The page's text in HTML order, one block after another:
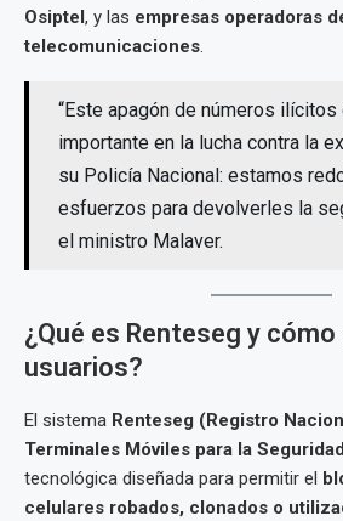
Osiptel, y las empresas operadoras
telecomunicaciones.
“Este apagón de números
importante en la lucha contra la
su Policía Nacional: estamos
esfuerzos para devolverles la
el ministro Malaver.
¿Qué es Renteseg y
usuarios?
El sistema Renteseg (Registro
Terminales Móviles para la
tecnológica diseñada para permitir el
celulares robados, clonados o